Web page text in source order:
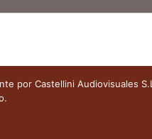
y condiciones de
por Castellini Audiovisuales